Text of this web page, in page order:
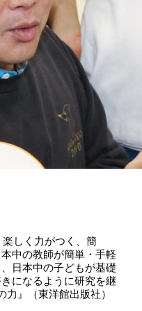
しく力がつく、簡
中の教師が簡単・手軽
日本中の子どもが基礎
になるように研究を継
』（東洋館出版社）